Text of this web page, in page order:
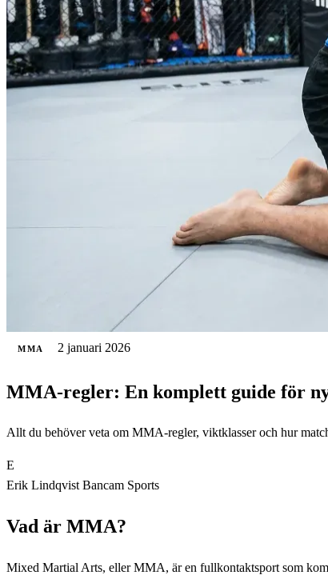
MMA 2 januari 2026
MMA-regler: En komplett guide för
Allt du behöver veta om MMA-regler, viktklasser och hur
E
Erik LindqvistBancam Sports
Vad är MMA?
Mixed Martial Arts, eller MMA, är en fullkontaktsport som